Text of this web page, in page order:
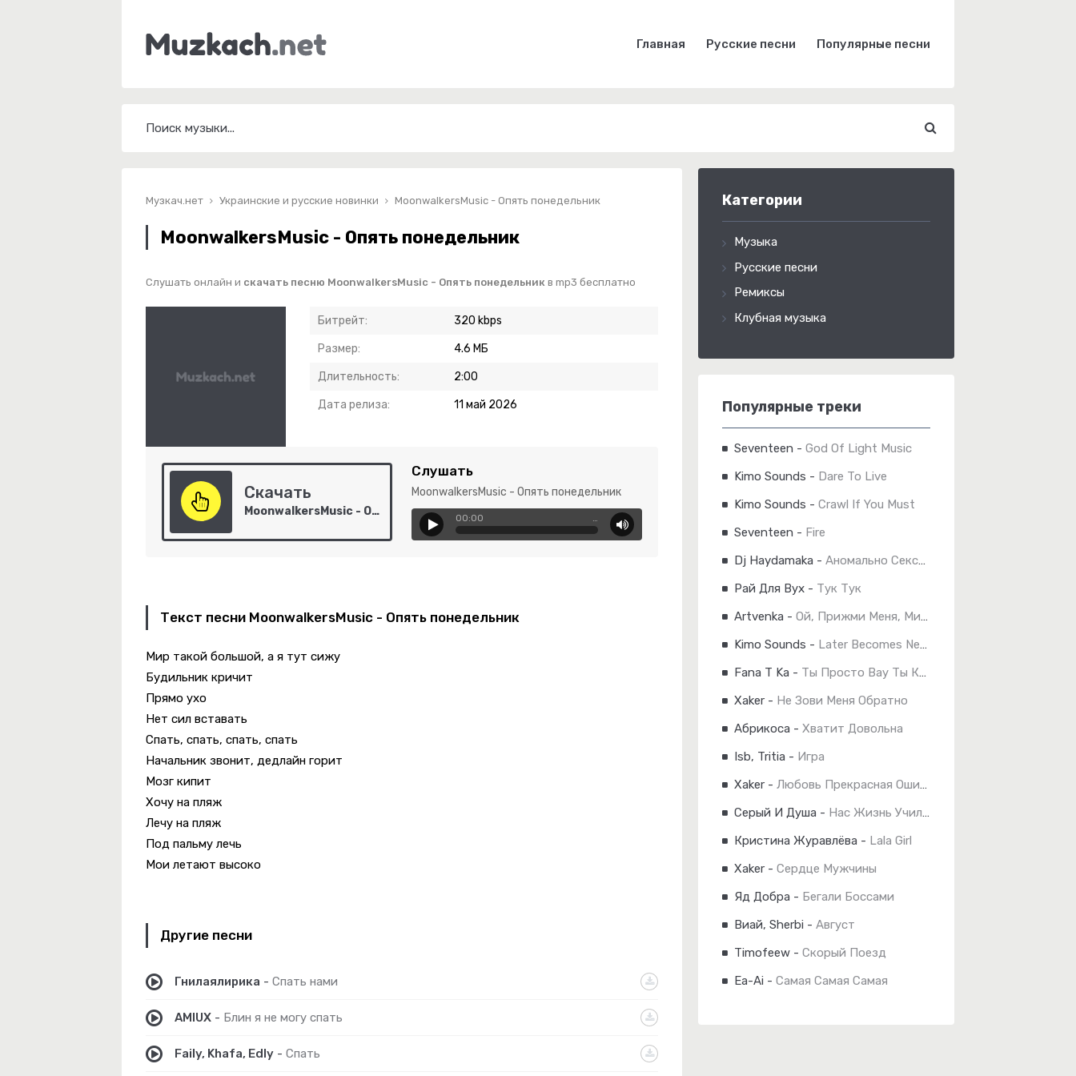
Главная Русские песни Популярные песни
Музкач.нет Украинские и русские новинки MoonwalkersMusic - Опять понедельник
MoonwalkersMusic - Опять понедельник
Слушать онлайн и скачать песню MoonwalkersMusic - Опять понедельник в mp3 бесплатно
Битрейт: 320 kbps
Размер: 4.6 МБ
Длительность: 2:00
Дата релиза: 11 май 2026
Скачать
MoonwalkersMusic - Опять понедельник
Слушать
MoonwalkersMusic - Опять понедельник
00:00 …
Текст песни MoonwalkersMusic - Опять понедельник
Мир такой большой, а я тут сижу
Будильник кричит
Прямо ухо
Нет сил вставать
Спать, спать, спать, спать
Начальник звонит, дедлайн горит
Мозг кипит
Хочу на пляж
Лечу на пляж
Под пальму лечь
Мои летают высоко
Другие песни
Гнилаялирика - Спать нами
AMIUX - Блин я не могу спать
Faily, Khafa, Edly - Спать
Категории
Музыка
Русские песни
Ремиксы
Клубная музыка
Популярные треки
Seventeen - God Of Light Music
Kimo Sounds - Dare To Live
Kimo Sounds - Crawl If You Must
Seventeen - Fire
Dj Haydamaka - Аномально Сексуальна
Рай Для Вух - Тук Тук
Artvenka - Ой, Прижми Меня, Милок!
Kimo Sounds - Later Becomes Never
Fana T Ka - Ты Просто Вау Ты Космос
Xaker - Не Зови Меня Обратно
Абрикоса - Хватит Довольна
Isb, Tritia - Игра
Xaker - Любовь Прекрасная Ошибка
Серый И Душа - Нас Жизнь Учила Быть Людьми
Кристина Журавлёва - Lala Girl
Xaker - Сердце Мужчины
Яд Добра - Бегали Боссами
Виай, Sherbi - Август
Timofeew - Скорый Поезд
Ea-Ai - Самая Самая Самая